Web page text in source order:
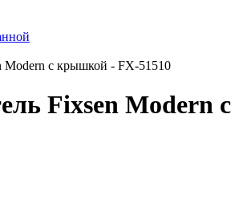
Modern с крышкой - FX-51510
Fixsen Modern